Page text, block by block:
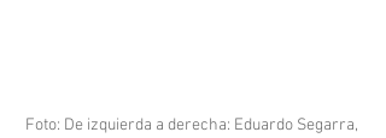
Foto: De izquierda a derecha: Eduardo Segarra,